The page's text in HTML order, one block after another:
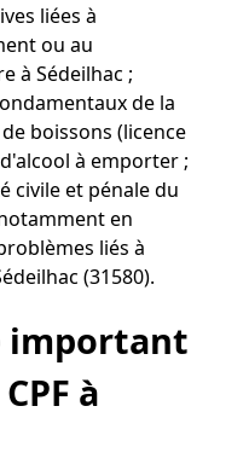
liées à
ou au
à Sédeilhac ;
de la
boissons (licence
à emporter ;
civile et pénale du
en
liés à
(31580).
important
à